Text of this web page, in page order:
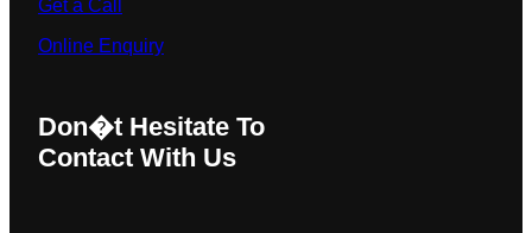
Get a Call
Online Enquiry
Don�t Hesitate To
Contact With Us